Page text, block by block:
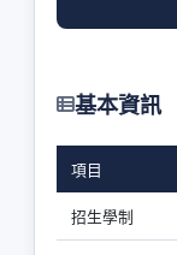
基本資訊
項目
招生學制